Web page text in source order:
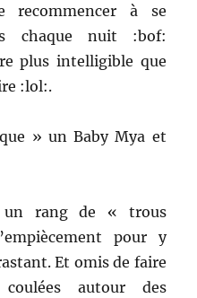
recommencer à se
chaque nuit :bof:
plus intelligible que
:lol:.
» un Baby Mya et
un rang de « trous
pour y
Et omis de faire
autour des